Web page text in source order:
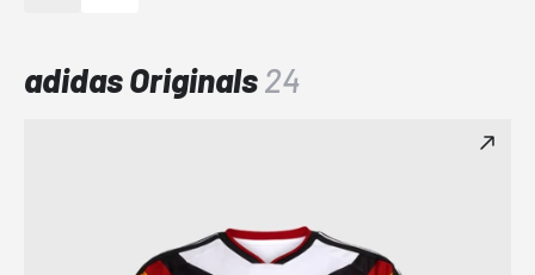
adidas Originals24